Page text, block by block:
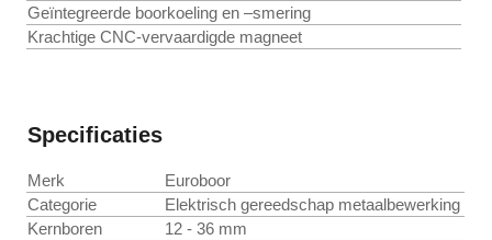
Geïntegreerde boorkoeling en –smering
Krachtige CNC-vervaardigde magneet
Specificaties
Merk
Euroboor
Categorie
Elektrisch gereedschap metaalbewerking
Kernboren
12 - 36 mm